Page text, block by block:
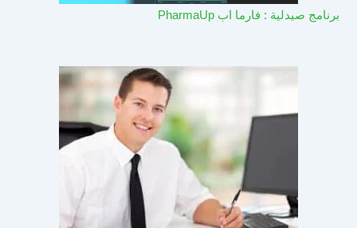
برنامج صيدلية : فارما اب PharmaUp​